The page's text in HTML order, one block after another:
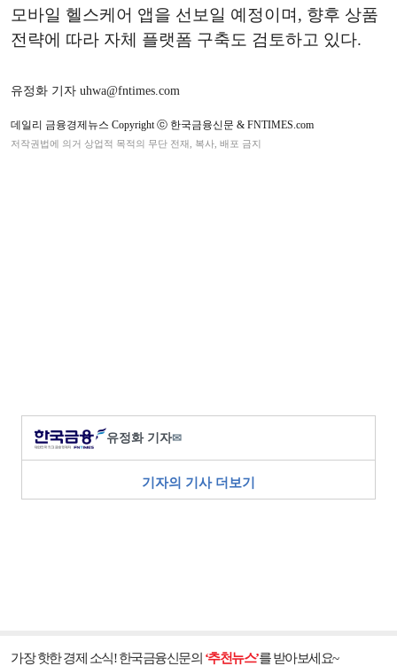
모바일 헬스케어 앱을 선보일 예정이며, 향후 상품
전략에 따라 자체 플랫폼 구축도 검토하고 있다.
유정화 기자 uhwa@fntimes.com
데일리 금융경제뉴스 Copyright ⓒ 한국금융신문 & FNTIMES.com
저작권법에 의거 상업적 목적의 무단 전재, 복사, 배포 금지
유정화 기자✉
기자의 기사 더보기
가장 핫한 경제 소식! 한국금융신문의 ‘추천뉴스’를 받아보세요~